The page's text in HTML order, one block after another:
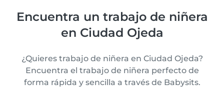
Encuentra un trabajo de niñera
en Ciudad Ojeda
¿Quieres trabajo de niñera en Ciudad Ojeda?
Encuentra el trabajo de niñera perfecto de
forma rápida y sencilla a través de Babysits.